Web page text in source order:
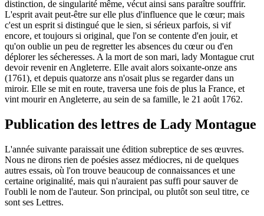
distinction, de singularité même, vécut ainsi sans paraître souffrir.
L'esprit avait peut-être sur elle plus d'influence que le cœur; mais
c'est un esprit si distingué que le sien, si sérieux parfois, si vif
encore, et toujours si original, que l'on se contente d'en jouir, et
qu'on oublie un peu de regretter les absences du cœur ou d'en
déplorer les sécheresses. A la mort de son mari, lady Montague crut
devoir revenir en Angleterre. Elle avait alors soixante-onze ans
(1761), et depuis quatorze ans n'osait plus se regarder dans un
miroir. Elle se mit en route, traversa une fois de plus la France, et
vint mourir en Angleterre, au sein de sa famille, le 21 août 1762.
Publication des lettres de Lady Montague
L'année suivante paraissait une édition subreptice de ses œuvres.
Nous ne dirons rien de poésies assez médiocres, ni de quelques
autres essais, où l'on trouve beaucoup de connaissances et une
certaine originalité, mais qui n'auraient pas suffi pour sauver de
l'oubli le nom de l'auteur. Son principal, ou plutôt son seul titre, ce
sont ses Lettres.